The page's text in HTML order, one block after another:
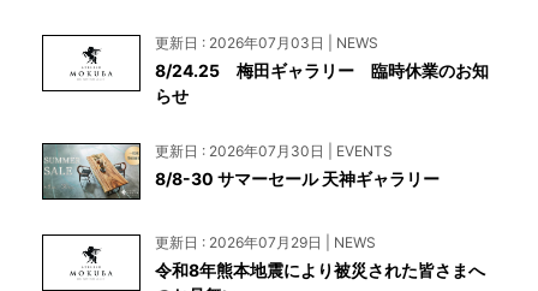
更新日 : 2026年07月03日 | NEWS
8/24.25 梅田ギャラリー 臨時休業のお知
らせ
更新日 : 2026年07月30日 | EVENTS
8/8-30 サマーセール 天神ギャラリー
更新日 : 2026年07月29日 | NEWS
令和8年熊本地震により被災された皆さまへ